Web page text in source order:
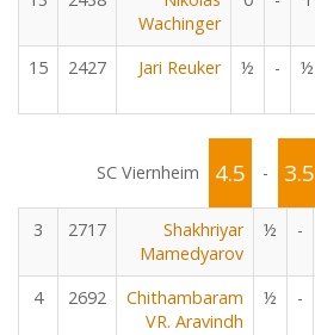
Wachinger
15 2427 Jari Reuker ½ - ½
SC Viernheim 4.5 - 3.5
3
2717
Shakhriyar
Mamedyarov
½ -
4 2692
Chithambaram
VR. Aravindh
½ -